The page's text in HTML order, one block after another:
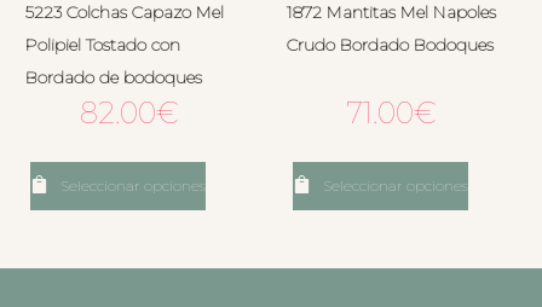
5223 Colchas Capazo Mel
Polipiel Tostado con
Bordado de bodoques
82.00€
Seleccionar opciones
1872 Mantitas Mel Napoles
Crudo Bordado Bodoques
71.00€
Seleccionar opciones